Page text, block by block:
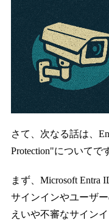
さて、次なる話は、
Protection"についてで
まず、Microsoft Entra
サインインやユーザ
えいや不審なサイン